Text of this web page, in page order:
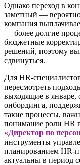
Однако переход в
заметный —
компания
— более долгие
бюджетные
решений, поэтому
сдвинуться.
Для HR-
пересмотреть
выходящие в январе,
онбординга,
такие процессы,
понимание роли HR
«Директор по
инструменты
планированием HR-
актуальны в период